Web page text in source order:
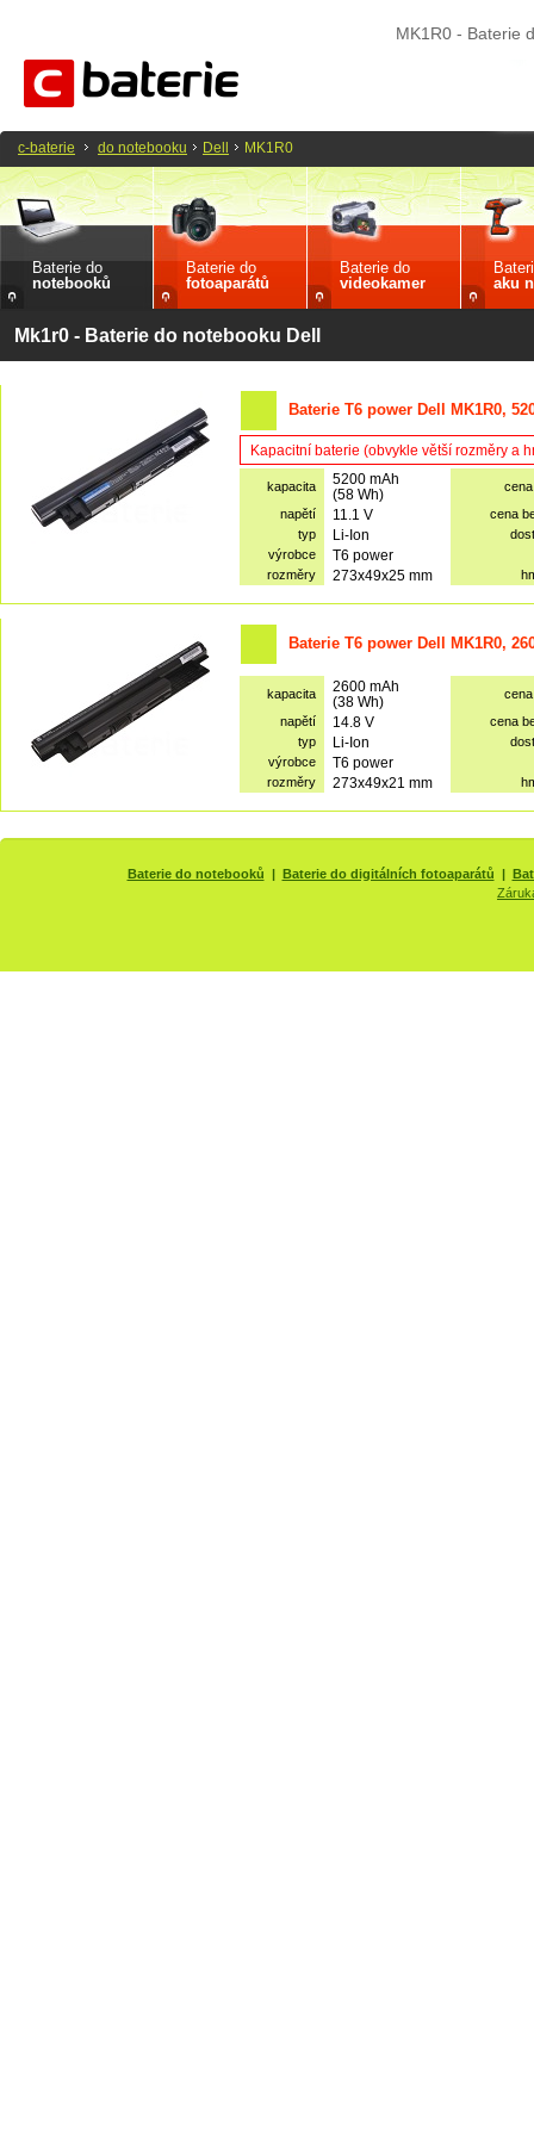
MK1R0 - Baterie
Baterie do
notebooků
Baterie do
fotoaparátů
Baterie do
videokamer
aku
Mk1r0 - Baterie do notebooku Dell
Baterie T6 power Dell MK1R0,
Kapacitní baterie (obvykle větší rozměry a
kapacita
5200 mAh
(58 Wh)
napětí
11.1 V
cena
typ
Li-Ion
výrobce
T6 power
rozměry 273x49x25 mm
Baterie T6 power Dell MK1R0,
kapacita
2600 mAh
(38 Wh)
napětí
14.8 V
cena
typ
Li-Ion
výrobce
T6 power
rozměry 273x49x21 mm
c-baterie do notebooku Dell MK1R0
Baterie do notebooků | Baterie do digitálních fotoaparátů |